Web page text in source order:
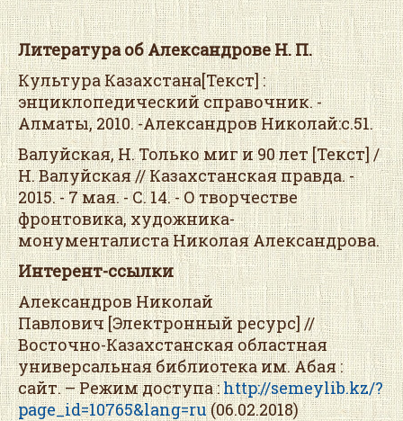
Литература об Александрове Н. П.
Культура Казахстана[Текст] :
энциклопедический справочник. -
Алматы, 2010. -Александров Николай:с.51.
Валуйская, Н. Только миг и 90 лет [Текст] /
Н. Валуйская // Казахстанская правда. -
2015. - 7 мая. - С. 14. - О творчестве
фронтовика, художника-
монументалиста Николая Александрова.
Интерент-ссылки
Александров Николай
Павлович [Электронный ресурс] //
Восточно-Казахстанская областная
универсальная библиотека им. Абая :
сайт. – Режим доступа :http://semeylib.kz/?
page_id=10765&lang=ru(06.02.2018)